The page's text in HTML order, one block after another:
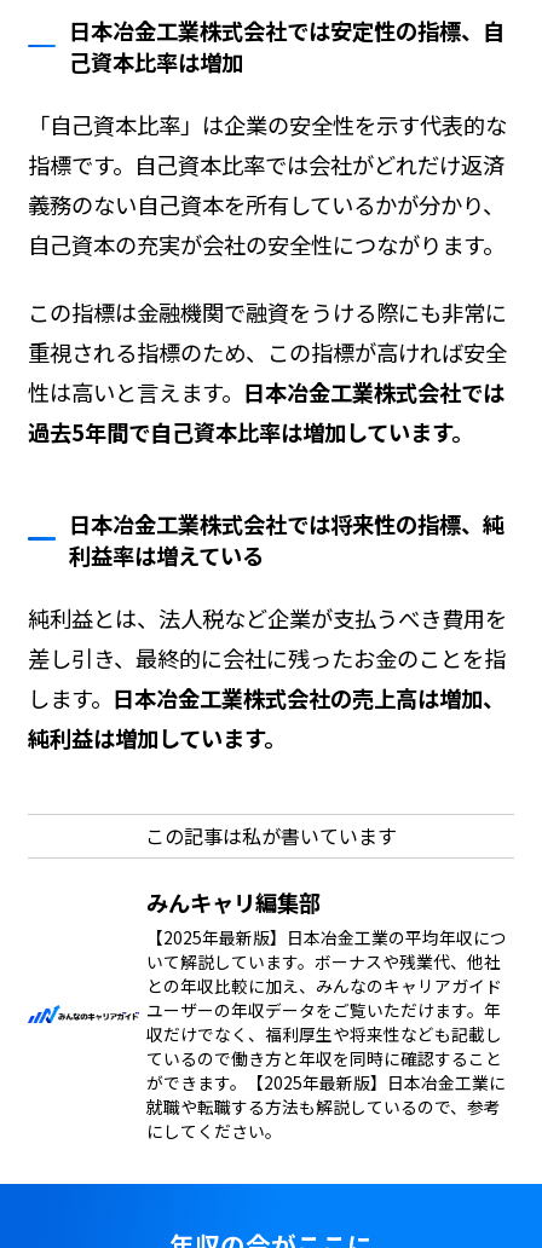
日本冶金工業株式会社では安定性の指標、自
己資本比率は増加
「自己資本比率」は企業の安全性を示す代表的な
指標です。自己資本比率では会社がどれだけ返済
義務のない自己資本を所有しているかが分かり、
自己資本の充実が会社の安全性につながります。
この指標は金融機関で融資をうける際にも非常に
重視される指標のため、この指標が高ければ安全
性は高いと言えます。 日本冶金工業株式会社では
過去5年間で自己資本比率は増加しています。
日本冶金工業株式会社では将来性の指標、純
利益率は増えている
純利益とは、法人税など企業が支払うべき費用を
差し引き、最終的に会社に残ったお金のことを指
します。 日本冶金工業株式会社の売上高は増加、
純利益は増加しています。
この記事は私が書いています
みんキャリ編集部
【2025年最新版】日本冶金工業の平均年収につ
いて解説しています。ボーナスや残業代、他社
との年収比較に加え、みんなのキャリアガイド
ユーザーの年収データをご覧いただけます。年
収だけでなく、福利厚生や将来性なども記載し
ているので働き方と年収を同時に確認すること
ができます。【2025年最新版】日本冶金工業に
就職や転職する方法も解説しているので、参考
にしてください。